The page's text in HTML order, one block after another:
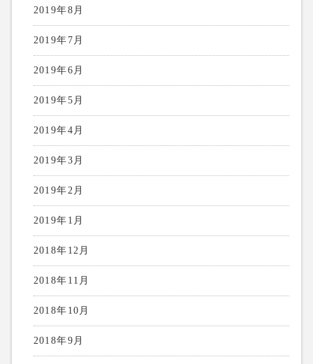
2019年8月
2019年7月
2019年6月
2019年5月
2019年4月
2019年3月
2019年2月
2019年1月
2018年12月
2018年11月
2018年10月
2018年9月